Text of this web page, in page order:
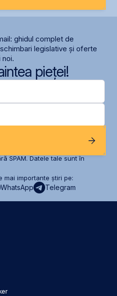
ghidul complet de
legislative și oferte
pieței!
SPAM. Datele tale sunt în
mai importante știri pe:
WhatsApp Telegram